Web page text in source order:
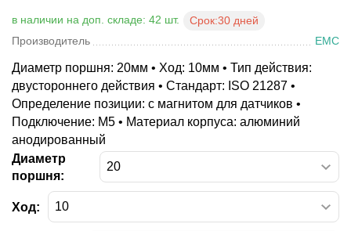
в наличии на доп. складе: 42 шт. Срок:30 дней
Производитель
EMC
Диаметр поршня: 20мм • Ход: 10мм • Тип действия:
двустороннего действия • Стандарт: ISO 21287 •
Определение позиции: с магнитом для датчиков •
Подключение: M5 • Материал корпуса: алюминий
анодированный
Диаметр
поршня:
Ход: